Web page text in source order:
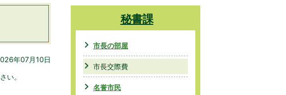
年07月10日
い。
秘書課
市長の部屋
市長交際費
名誉市民